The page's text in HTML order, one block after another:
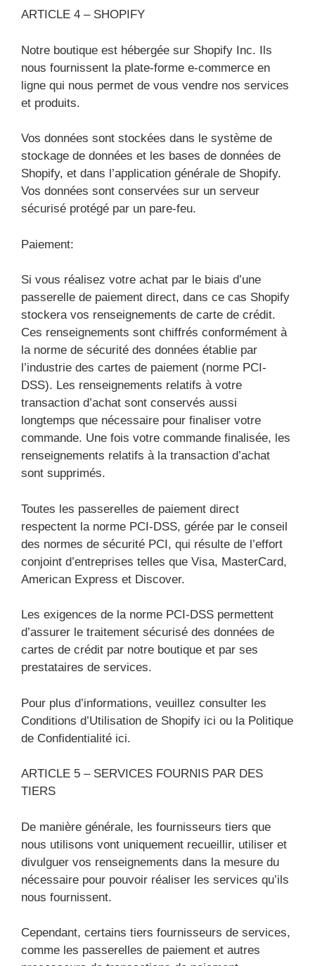
ARTICLE 4 – SHOPIFY
Notre boutique est hébergée sur Shopify Inc. Ils
nous fournissent la plate-forme e-commerce en
ligne qui nous permet de vous vendre nos services
et produits.
Vos données sont stockées dans le système de
stockage de données et les bases de données de
Shopify, et dans l’application générale de Shopify.
Vos données sont conservées sur un serveur
sécurisé protégé par un pare-feu.
Paiement:
Si vous réalisez votre achat par le biais d’une
passerelle de paiement direct, dans ce cas Shopify
stockera vos renseignements de carte de crédit.
Ces renseignements sont chiffrés conformément à
la norme de sécurité des données établie par
l’industrie des cartes de paiement (norme PCI-
DSS). Les renseignements relatifs à votre
transaction d’achat sont conservés aussi
longtemps que nécessaire pour finaliser votre
commande. Une fois votre commande finalisée, les
renseignements relatifs à la transaction d’achat
sont supprimés.
Toutes les passerelles de paiement direct
respectent la norme PCI-DSS, gérée par le conseil
des normes de sécurité PCI, qui résulte de l’effort
conjoint d’entreprises telles que Visa, MasterCard,
American Express et Discover.
Les exigences de la norme PCI-DSS permettent
d’assurer le traitement sécurisé des données de
cartes de crédit par notre boutique et par ses
prestataires de services.
Pour plus d’informations, veuillez consulter les
Conditions d’Utilisation de Shopify ici ou la Politique
de Confidentialité ici.
ARTICLE 5 – SERVICES FOURNIS PAR DES
TIERS
De manière générale, les fournisseurs tiers que
nous utilisons vont uniquement recueillir, utiliser et
divulguer vos renseignements dans la mesure du
nécessaire pour pouvoir réaliser les services qu’ils
nous fournissent.
Cependant, certains tiers fournisseurs de services,
comme les passerelles de paiement et autres